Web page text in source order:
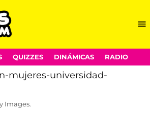
QUIZZES DINÁMICAS RADIO
Images.